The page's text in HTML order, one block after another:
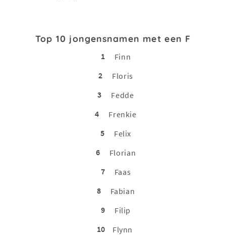
Top 10 jongensnamen met een F
1
Finn
2
Floris
3
Fedde
4
Frenkie
5
Felix
6
Florian
7
Faas
8
Fabian
9
Filip
10
Flynn